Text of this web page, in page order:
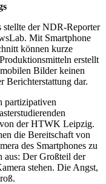
stellte der NDR-Reporter
Mit Smartphone
können kurze
erstellt
Bilder keinen
Berichterstattung dar.
partizipativen
der HTWK Leipzig.
die Bereitschaft von
des Smartphones zu
aus: Der Großteil der
stehen. Die Angst,